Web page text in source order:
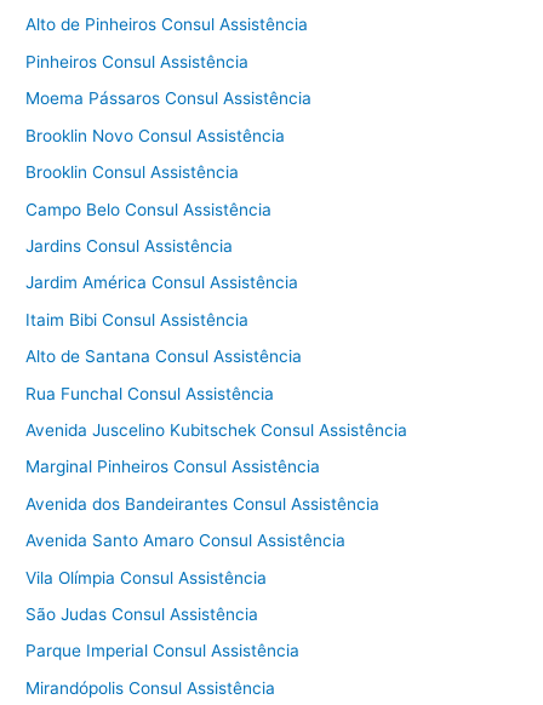
Alto de Pinheiros Consul Assistência
Pinheiros Consul Assistência
Moema Pássaros Consul Assistência
Brooklin Novo Consul Assistência
Brooklin Consul Assistência
Campo Belo Consul Assistência
Jardins Consul Assistência
Jardim América Consul Assistência
Itaim Bibi Consul Assistência
Alto de Santana Consul Assistência
Rua Funchal Consul Assistência
Avenida Juscelino Kubitschek Consul Assistência
Marginal Pinheiros Consul Assistência
Avenida dos Bandeirantes Consul Assistência
Avenida Santo Amaro Consul Assistência
Vila Olímpia Consul Assistência
São Judas Consul Assistência
Parque Imperial Consul Assistência
Mirandópolis Consul Assistência